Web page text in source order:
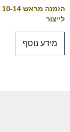
לייצור
מידע נוסף